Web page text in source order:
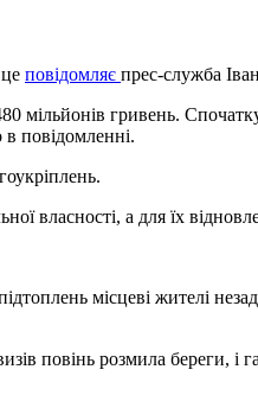
повідомляє прес-служба
мільйонів гривень.
повідомленні.
власності, а для їх
місцеві жителі
повінь розмила береги, і